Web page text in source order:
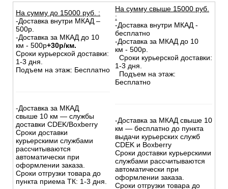
На сумму до 15000 руб. :
-Доставка внутри МКАД –
500р.
-Доставка за МКАД до 10
км - 500р+30р/км.
Сроки курьерской доставки:
1-3 дня.
Подъем на этаж: Бесплатно
-Доставка за МКАД
свыше 10 км — службы
доставки CDEK/Boxberry
Сроки доставки
курьерскими службами
рассчитываются
автоматически при
оформлении заказа.
Сроки отгрузки товара до
пункта приема ТК: 1-3 дня.
На сумму свыше 15000 руб.
:
-Доставка внутри МКАД -
бесплатно
-Доставка за МКАД до 10
км - 500р.
Сроки курьерской доставки:
1-3 дня.
Подъем на этаж:
Бесплатно
-Доставка за МКАД свыше 10
км — бесплатно до пункта
выдачи курьерских служб
CDEK и Boxberry
Сроки доставки курьерскими
службами рассчитываются
автоматически при
оформлении заказа.
Сроки отгрузки товара до